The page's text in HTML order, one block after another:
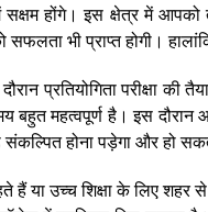
सक्षम होंगे। इस क्षेत्र में
भी प्राप्त होगी।
प्रतियोगिता परीक्षा
बहुत महत्वपूर्ण है। इस
होना पड़ेगा और हो
हैं या उच्च शिक्षा के लिए